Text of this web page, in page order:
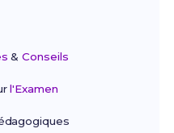
&Conseils
l'Examen